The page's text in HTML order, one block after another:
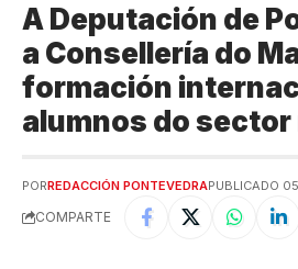
A Deputación de
a Consellería do
formación
alumnos do
PORREDACCIÓN PONTEVEDRAPUBLICADO
COMPARTE